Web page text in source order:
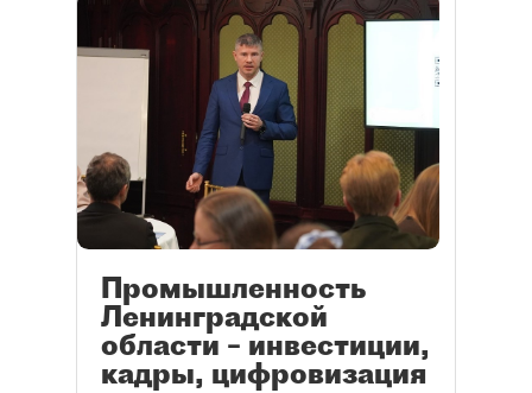
Промышленность
Ленинградской
области – инвестиции,
кадры, цифровизация